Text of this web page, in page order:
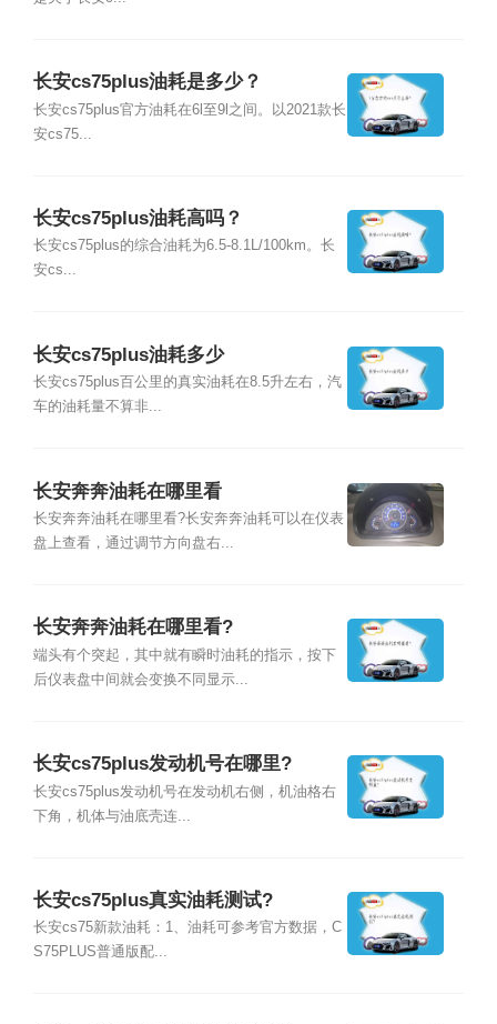
长安cs75plus油耗是多少？
长安cs75plus官方油耗在6l至9l之间。以2021款长
安cs75...
长安cs75plus油耗高吗？
长安cs75plus的综合油耗为6.5-8.1L/100km。长
安cs...
长安cs75plus油耗多少
长安cs75plus百公里的真实油耗在8.5升左右，汽
车的油耗量不算非...
长安奔奔油耗在哪里看
长安奔奔油耗在哪里看?长安奔奔油耗可以在仪表
盘上查看，通过调节方向盘右...
长安奔奔油耗在哪里看?
端头有个突起，其中就有瞬时油耗的指示，按下
后仪表盘中间就会变换不同显示...
长安cs75plus发动机号在哪里?
长安cs75plus发动机号在发动机右侧，机油格右
下角，机体与油底壳连...
长安cs75plus真实油耗测试?
长安cs75新款油耗：1、油耗可参考官方数据，C
S75PLUS普通版配...